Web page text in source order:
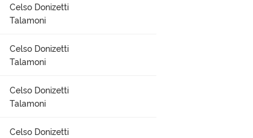
Celso Donizetti
Talamoni
Celso Donizetti
Talamoni
Celso Donizetti
Talamoni
Celso Donizetti